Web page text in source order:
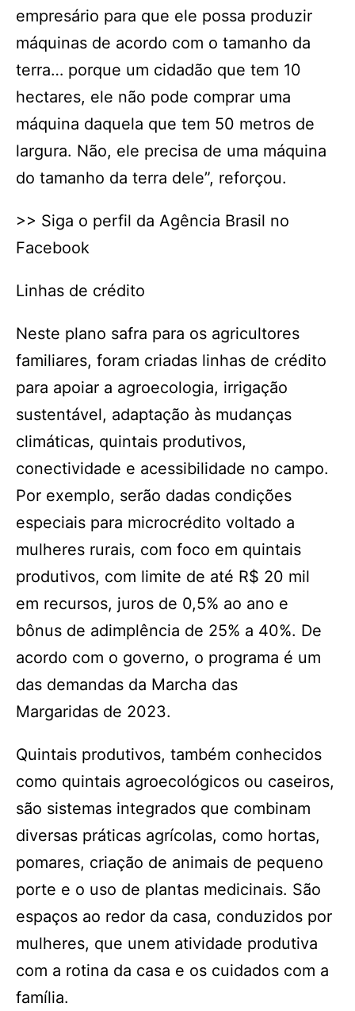
empresário para que ele possa produzir
máquinas de acordo com o tamanho da
terra… porque um cidadão que tem 10
hectares, ele não pode comprar uma
máquina daquela que tem 50 metros de
largura. Não, ele precisa de uma máquina
do tamanho da terra dele”, reforçou.
>> Siga o perfil da Agência Brasil no
Facebook
Linhas de crédito
Neste plano safra para os agricultores
familiares, foram criadas linhas de crédito
para apoiar a agroecologia, irrigação
sustentável, adaptação às mudanças
climáticas, quintais produtivos,
conectividade e acessibilidade no campo.
Por exemplo, serão dadas condições
especiais para microcrédito voltado a
mulheres rurais, com foco em quintais
produtivos, com limite de até R$ 20 mil
em recursos, juros de 0,5% ao ano e
bônus de adimplência de 25% a 40%. De
acordo com o governo, o programa é um
das demandas da Marcha das
Margaridas de 2023.
Quintais produtivos, também conhecidos
como quintais agroecológicos ou caseiros,
são sistemas integrados que combinam
diversas práticas agrícolas, como hortas,
pomares, criação de animais de pequeno
porte e o uso de plantas medicinais. São
espaços ao redor da casa, conduzidos por
mulheres, que unem atividade produtiva
com a rotina da casa e os cuidados com a
família.